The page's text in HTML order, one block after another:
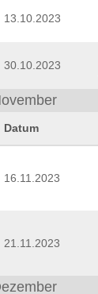
13.10.2023
30.10.2023
Datum
16.11.2023
21.11.2023